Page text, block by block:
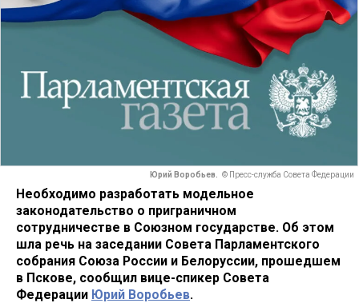
Юрий Воробьев. © Пресс-служба Совета Федерации
Необходимо разработать модельное
законодательство о приграничном
сотрудничестве в Союзном государстве. Об этом
шла речь на заседании Совета Парламентского
собрания Союза России и Белоруссии, прошедшем
в Пскове, сообщил вице-спикер Совета
Федерации Юрий Воробьев.